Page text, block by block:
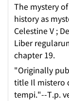
The mystery
history as
Celestine V ;
Liber
chapter 19.
"Originally
title Il mistero
tempi."--T.p.